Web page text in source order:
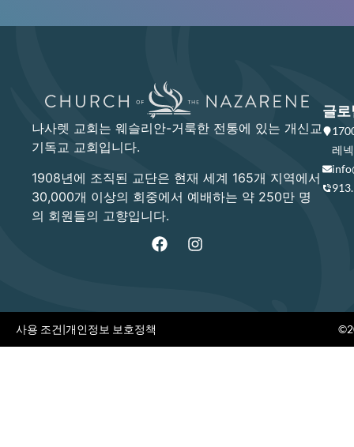
나사렛 교회는 웨슬리안-거룩한 전통에 있는 개신교
기독교 교회입니다.
1908년에 조직된 교단은 현재 세계 165개 지역에서
30,000개 이상의 회중에서 예배하는 약 250만 명
의 회원들의 고향입니다.
글로
레
사용 조건|개인정보 보호정책